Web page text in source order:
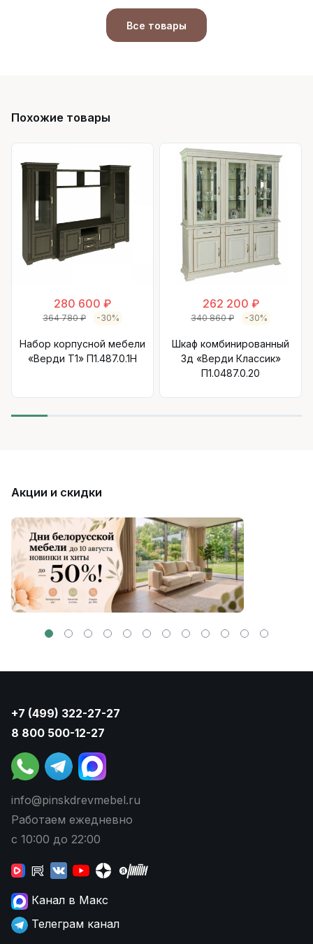
Все товары
Похожие товары
280 600 ₽
364 780 ₽ -30%
Набор корпусной мебели
«Верди Т1» П1.487.0.1Н
262 200 ₽
340 860 ₽ -30%
Шкаф комбинированный
3д «Верди Классик»
П1.0487.0.20
Акции и скидки
+7 (499) 322-27-27
8 800 500-12-27
info@pinskdrevmebel.ru
Работаем ежедневно
с 10:00 до 22:00
Канал в Макс
Телеграм канал